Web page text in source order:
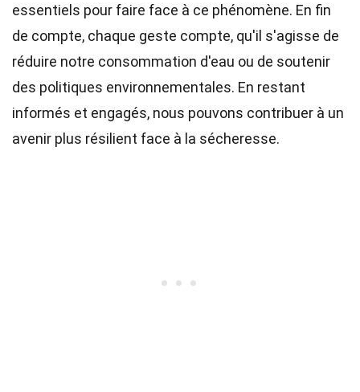
essentiels pour faire face à ce phénomène. En fin
de compte, chaque geste compte, qu'il s'agisse de
réduire notre consommation d'eau ou de soutenir
des politiques environnementales. En restant
informés et engagés, nous pouvons contribuer à un
avenir plus résilient face à la sécheresse.